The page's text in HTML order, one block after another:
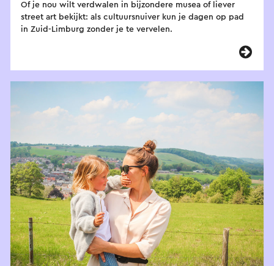
Of je nou wilt verdwalen in bijzondere musea of liever
street art bekijkt: als cultuursnuiver kun je dagen op pad
in Zuid-Limburg zonder je te vervelen.